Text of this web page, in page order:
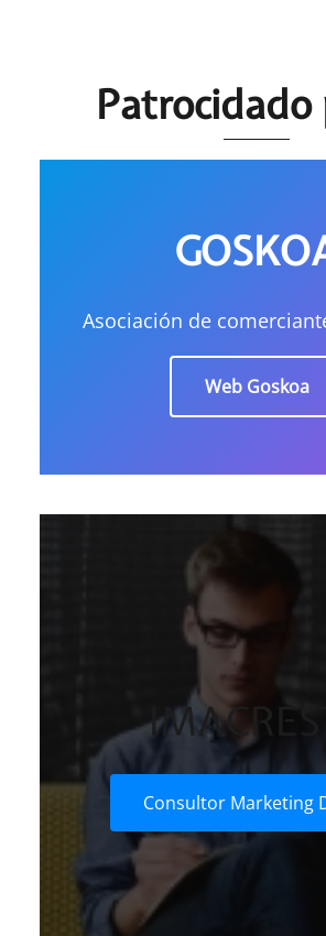
Asociación de
Web Goskoa
Consultor Marketing